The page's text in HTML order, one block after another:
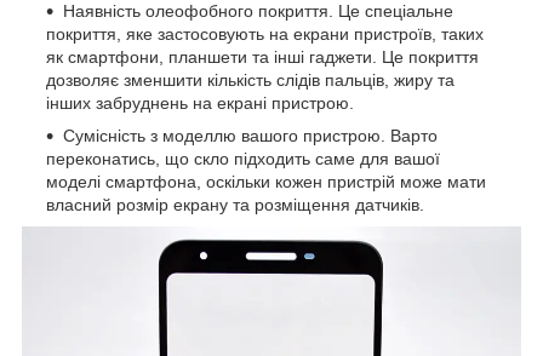
Наявність олеофобного покриття. Це спеціальне
покриття, яке застосовують на екрани пристроїв, таких
як смартфони, планшети та інші гаджети. Це покриття
дозволяє зменшити кількість слідів пальців, жиру та
інших забруднень на екрані пристрою.
Сумісність з моделлю вашого пристрою. Варто
переконатись, що скло підходить саме для вашої
моделі смартфона, оскільки кожен пристрій може мати
власний розмір екрану та розміщення датчиків.